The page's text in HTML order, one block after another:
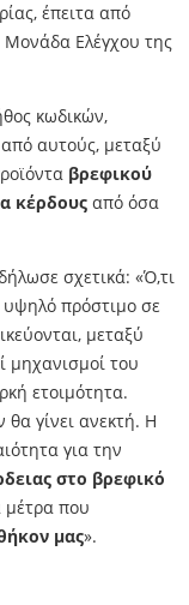
έπειτα από
Μονάδα Ελέγχου της
κωδικών,
από αυτούς, μεταξύ
βρεφικού
κέρδους από όσα
σχετικά: «Ό,τι
πρόστιμο σε
μεταξύ
μηχανισμοί του
ετοιμότητα.
θα γίνει ανεκτή. Η
για την
στο βρεφικό
μέτρα που
μας».